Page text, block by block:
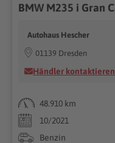
Autohaus Hescher
01139 Dresden
Händler kontaktieren
48.910 km
10/2021
Benzin